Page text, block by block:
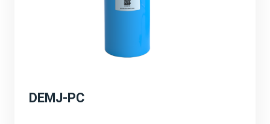
DEMJ-PC